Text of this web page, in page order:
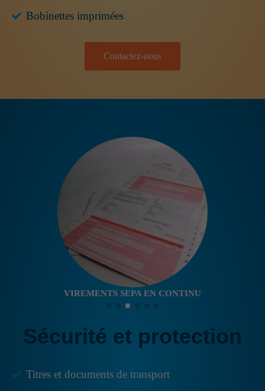
Bobinettes imprimées
Contactez-nous
Sécurité et protection
Titres et documents de transport
VIREMENTS SEPA EN CONTINU